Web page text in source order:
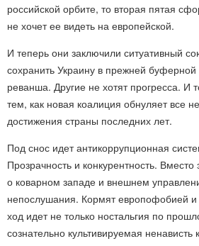
российской орбите, то вторая пятая
не хочет ее видеть на европейской.
И теперь они заключили ситуативный
сохранить Украину в прежней
реванша. Другие не хотят прогресса. И
тем, как новая коалиция обнуляет все
достижения страны последних лет.
Под снос идет антикоррупционная
Прозрачность и конкурентность.
о коварном западе и внешнем
непослушания. Кормят европофобией и
ход идет не только ностальгия по
сознательно культивируемая